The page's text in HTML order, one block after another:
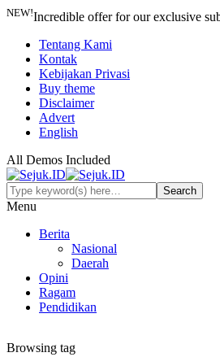
NEW!Incredible offer for our exclusive
Tentang Kami
Kontak
Kebijakan Privasi
Buy theme
Disclaimer
Advert
English
All Demos Included
Menu
Berita
Nasional
Daerah
Opini
Ragam
Pendidikan
Browsing tag